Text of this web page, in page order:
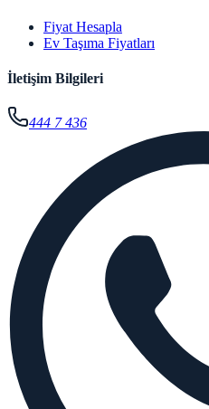
Fiyat Hesapla
Ev Taşıma Fiyatları
İletişim Bilgileri
444 7 436